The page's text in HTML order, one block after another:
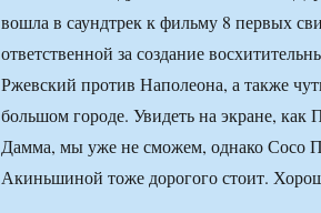
вошла в саундтрек к фильму 8 первых
ответственной за создание
Ржевский против Наполеона, а также
большом городе. Увидеть на экране,
Дамма, мы уже не сможем, однако Сосо
Акиньшиной тоже дорогого стоит.